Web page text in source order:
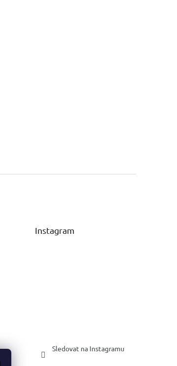
Instagram
Sledovat na Instagramu